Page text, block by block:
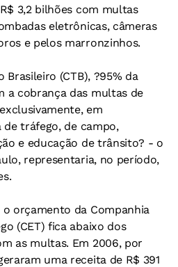
3,2 bilhões com multas
eletrônicas, câmeras
e pelos marronzinhos.
Brasileiro (CTB), ?95% da
a cobrança das multas de
em
de tráfego, de campo,
e educação de trânsito? - o
representaria, no período,
orçamento da Companhia
(CET) fica abaixo dos
as multas. Em 2006, por
uma receita de R$ 391